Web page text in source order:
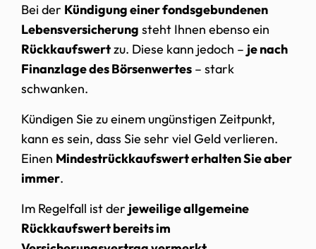
Bei der Kündigung einer fondsgebundenen
Lebensversicherung steht Ihnen ebenso ein
Rückkaufswertzu. Diese kann jedoch – je nach
Finanzlage des Börsenwertes – stark
schwanken.
Kündigen Sie zu einem ungünstigen Zeitpunkt,
kann es sein, dass Sie sehr viel Geld verlieren.
Einen Mindestrückkaufswert erhalten Sie aber
immer.
Im Regelfall ist der jeweilige allgemeine
Rückkaufswert bereits im